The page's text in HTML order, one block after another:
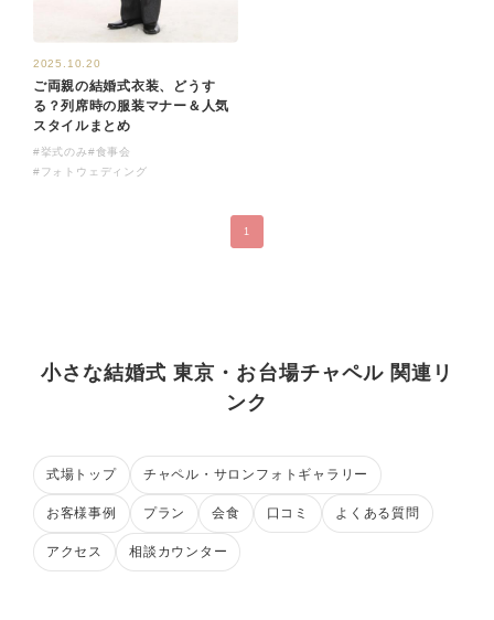
2025.10.20
ご両親の結婚式衣装、どうす
る？列席時の服装マナー＆人気
スタイルまとめ
#挙式のみ#食事会
#フォトウェディング
1
小さな結婚式 東京・お台場チャペル 関連リ
ンク
式場トップ チャペル・サロンフォトギャラリー
お客様事例 プラン 会食 口コミ よくある質問
アクセス 相談カウンター